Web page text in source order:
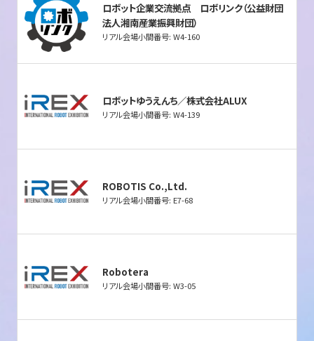
ロボット企業交流拠点 ロボリンク（公益財団
法人湘南産業振興財団）
リアル会場小間番号: W4-160
ロボットゆうえんち／株式会社ALUX
リアル会場小間番号: W4-139
ROBOTIS Co.,Ltd.
リアル会場小間番号: E7-68
Robotera
リアル会場小間番号: W3-05